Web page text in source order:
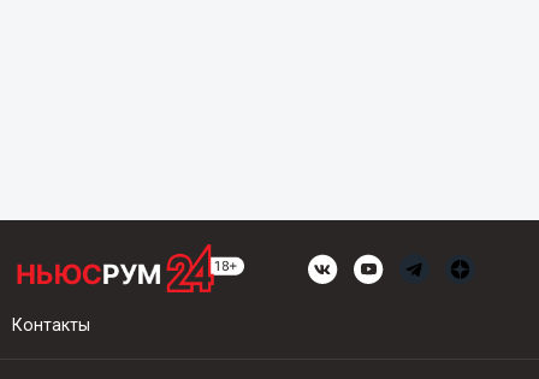
Контакты